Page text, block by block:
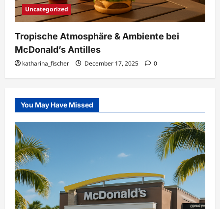
Uncategorized
Tropische Atmosphäre & Ambiente bei
McDonald’s Antilles
katharina_fischer December 17, 2025 0
You May Have Missed